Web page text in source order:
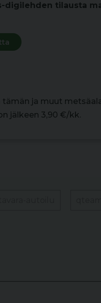
digilehden tilausta
ja muut
jälkeen 3,90 €/kk.